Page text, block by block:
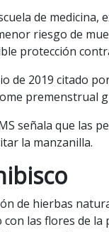
de
riesgo de
protección
de 2019 citado
premenstrual
señala que las
la manzanilla.
de hierbas
las flores de la